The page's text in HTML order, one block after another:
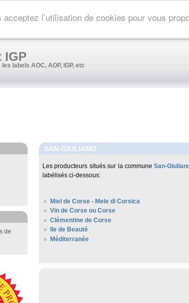
l’utilisation de cookies pour vous
IGP
labels AOC, AOP, IGP, etc
de
SAN-GIULIANO
Les producteurs situés sur la communeSan-
labélisés ci-dessous:
Miel de Corse - Mele di Corsica
Vin de Corse ou Corse
Clémentine de Corse
Ile de Beauté
Méditerranée